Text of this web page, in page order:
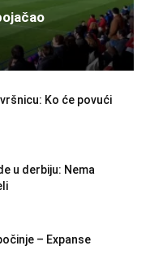
Ko će povući
u derbiju: Nema
– Expanse